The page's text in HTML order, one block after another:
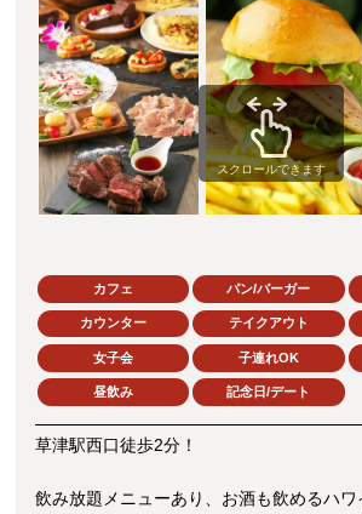
スクロールできます
カフェ パン/バーガー
カウンター テイクアウト
女子会 子連れOK
昼飲み 記念日/デート
草津駅西口徒歩2分！
飲み放題メニューあり、お酒も飲めるハワ